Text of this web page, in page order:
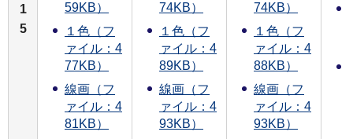
1
5
59KB）
１色（フ
ァイル：4
77KB）
線画（フ
ァイル：4
81KB）
74KB）
１色（フ
ァイル：4
89KB）
線画（フ
ァイル：4
93KB）
74KB）
１色（フ
ァイル：4
88KB）
線画（フ
ァイル：4
93KB）